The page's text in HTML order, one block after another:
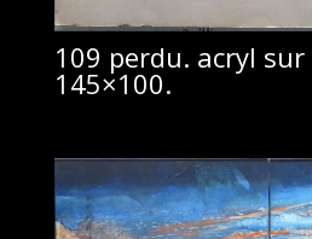
109 perdu. acryl
145×100.